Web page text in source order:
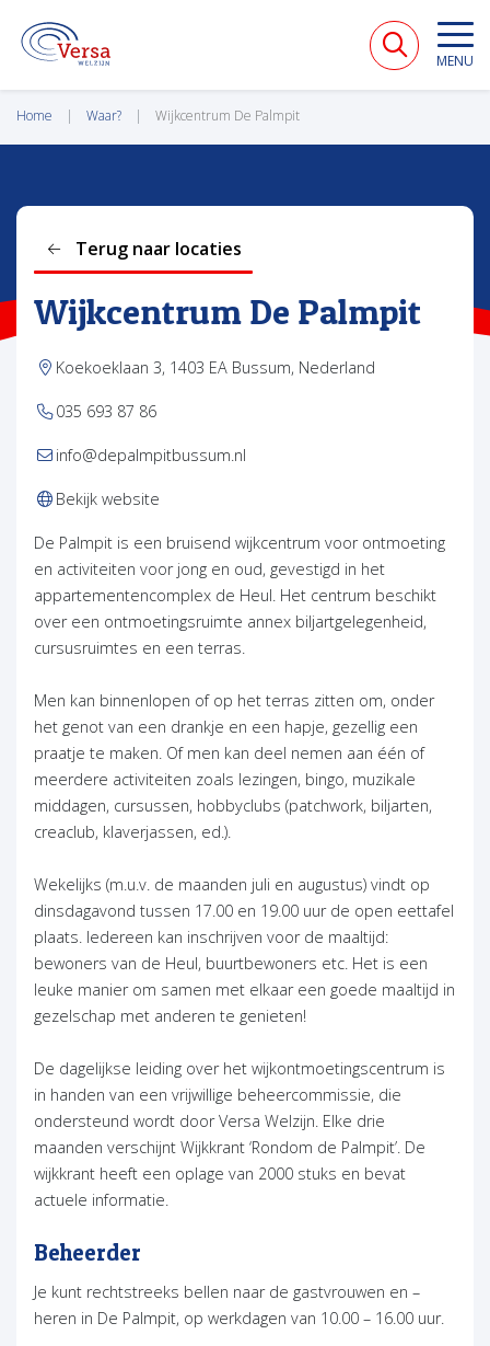
VERSA WELZIJN MENU
Home Waar? Wijkcentrum De Palmpit
Terug naar locaties
Wijkcentrum De Palmpit
Koekoeklaan 3, 1403 EA Bussum, Nederland
035 693 87 86
info@depalmpitbussum.nl
Bekijk website
De Palmpit is een bruisend wijkcentrum voor ontmoeting
en activiteiten voor jong en oud, gevestigd in het
appartementencomplex de Heul. Het centrum beschikt
over een ontmoetingsruimte annex biljartgelegenheid,
cursusruimtes en een terras.
Men kan binnenlopen of op het terras zitten om, onder
het genot van een drankje en een hapje, gezellig een
praatje te maken. Of men kan deel nemen aan één of
meerdere activiteiten zoals lezingen, bingo, muzikale
middagen, cursussen, hobbyclubs (patchwork, biljarten,
creaclub, klaverjassen, ed.).
Wekelijks (m.u.v. de maanden juli en augustus) vindt op
dinsdagavond tussen 17.00 en 19.00 uur de open eettafel
plaats. Iedereen kan inschrijven voor de maaltijd:
bewoners van de Heul, buurtbewoners etc. Het is een
leuke manier om samen met elkaar een goede maaltijd in
gezelschap met anderen te genieten!
De dagelijkse leiding over het wijkontmoetingscentrum is
in handen van een vrijwillige beheercommissie, die
ondersteund wordt door Versa Welzijn. Elke drie
maanden verschijnt Wijkkrant ‘Rondom de Palmpit’. De
wijkkrant heeft een oplage van 2000 stuks en bevat
actuele informatie.
Beheerder
Je kunt rechtstreeks bellen naar de gastvrouwen en –
heren in De Palmpit, op werkdagen van 10.00 – 16.00 uur.